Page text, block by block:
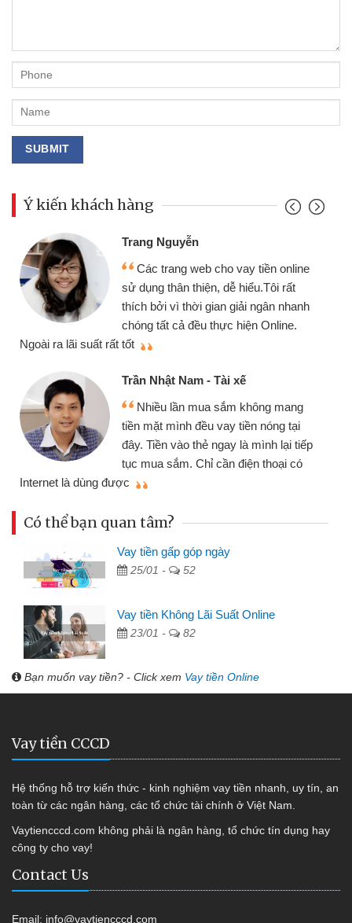
Ý kiến khách hàng
Trang Nguyễn
Các trang web cho vay tiền online
sử dụng thân thiện, dễ hiểu.Tôi rất
thích bởi vì thời gian giải ngân nhanh
chóng tất cả đều thực hiện Online.
Ngoài ra lãi suất rất tốt
Trần Nhật Nam - Tài xế
Nhiều lần mua sắm không mang
tiền mặt mình đều vay tiền nóng tại
đây. Tiền vào thẻ ngay là mình lại tiếp
tục mua sắm. Chỉ cần điện thoại có
Internet là dùng được
Có thể bạn quan tâm?
Vay tiền gấp góp ngày
25/01 - 52
Vay tiền Không Lãi Suất Online
23/01 - 82
Bạn muốn vay tiền? - Click xem Vay tiền Online
Vay tiền CCCD
Hệ thống hỗ trợ kiến thức - kinh nghiệm vay tiền nhanh, uy tín, an
toàn từ các ngân hàng, các tổ chức tài chính ở Việt Nam.
Vaytiencccd.com không phải là ngân hàng, tổ chức tín dụng hay
công ty cho vay!
Contact Us
Email: info@vaytiencccd.com